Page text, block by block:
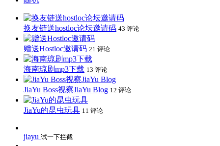
换友链送hostloc论坛邀请码 43 评论
赠送Hostloc邀请码 21 评论
海南琼剧mp3下载 13 评论
JiaYu Boss视察JiaYu Blog 12 评论
JiaYu的昆虫玩具 11 评论
jiayu 试一下拦截